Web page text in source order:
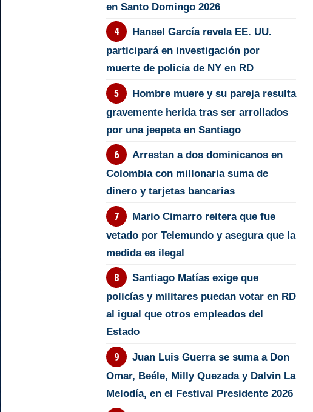
en Santo Domingo 2026
Hansel García revela EE. UU.
participará en investigación por
muerte de policía de NY en RD
Hombre muere y su pareja resulta
gravemente herida tras ser arrollados
por una jeepeta en Santiago
Arrestan a dos dominicanos en
Colombia con millonaria suma de
dinero y tarjetas bancarias
Mario Cimarro reitera que fue
vetado por Telemundo y asegura que la
medida es ilegal
Santiago Matías exige que
policías y militares puedan votar en RD
al igual que otros empleados del
Estado
Juan Luis Guerra se suma a Don
Omar, Beéle, Milly Quezada y Dalvin La
Melodía, en el Festival Presidente 2026